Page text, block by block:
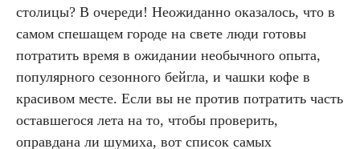
столицы? В очереди! Неожиданно оказалось, что в
самом спешащем городе на свете люди готовы
потратить время в ожидании необычного опыта,
популярного сезонного бейгла, и чашки кофе в
красивом месте. Если вы не против потратить часть
оставшегося лета на то, чтобы проверить,
оправдана ли шумиха, вот список самых